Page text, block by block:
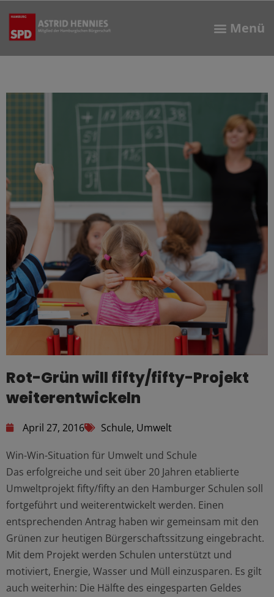
Rot-Grün will fifty/fifty-Projekt
weiterentwickeln
April 27, 2016 Schule, Umwelt
Win-Win-Situation für Umwelt und Schule
Das erfolgreiche und seit über 20 Jahren etablierte
Umweltprojekt fifty/fifty an den Hamburger Schulen soll
fortgeführt und weiterentwickelt werden. Einen
entsprechenden Antrag haben wir gemeinsam mit den
Grünen zur heutigen Bürgerschaftssitzung eingebracht.
Mit dem Projekt werden Schulen unterstützt und
motiviert, Energie, Wasser und Müll einzusparen. Es gilt
auch weiterhin: Die Hälfte des eingesparten Geldes